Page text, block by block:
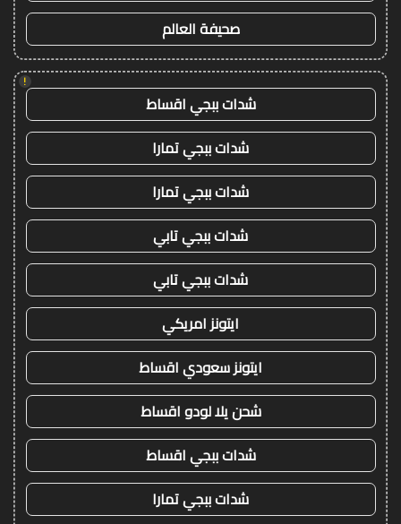
صحيفة العالم
!
شدات ببجي اقساط
شدات ببجي تمارا
شدات ببجي تمارا
شدات ببجي تابي
شدات ببجي تابي
ايتونز امريكي
ايتونز سعودي اقساط
شحن يلا لودو اقساط
شدات ببجي اقساط
شدات ببجي تمارا